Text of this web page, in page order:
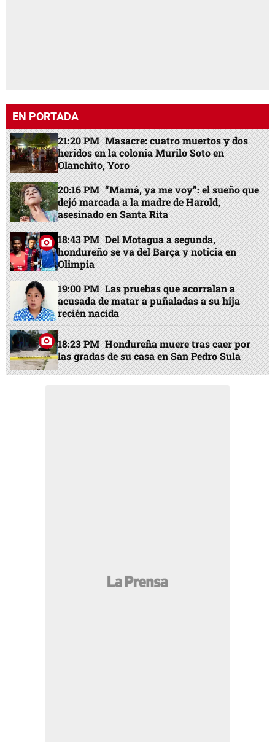
EN PORTADA
21:20 PM Masacre: cuatro muertos y dos
heridos en la colonia Murilo Soto en
Olanchito, Yoro
20:16 PM “Mamá, ya me voy”: el sueño que
dejó marcada a la madre de Harold,
asesinado en Santa Rita
18:43 PM Del Motagua a segunda,
hondureño se va del Barça y noticia en
Olimpia
19:00 PM Las pruebas que acorralan a
acusada de matar a puñaladas a su hija
recién nacida
18:23 PM Hondureña muere tras caer por
las gradas de su casa en San Pedro Sula